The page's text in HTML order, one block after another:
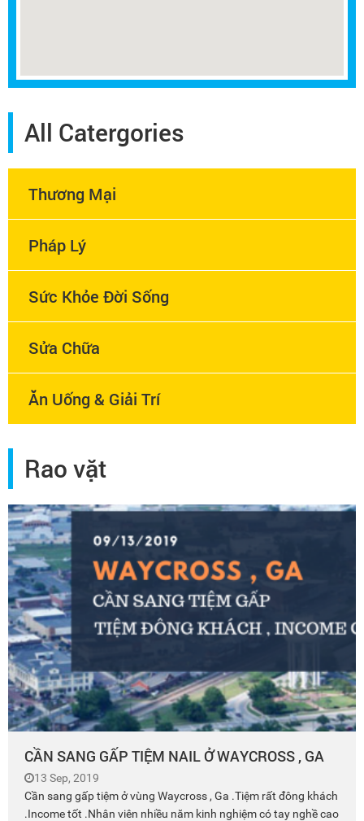
All Catergories
Thương Mại
Pháp Lý
Sức Khỏe Đời Sống
Sửa Chữa
Ăn Uống & Giải Trí
Rao vặt
CẦN SANG GẤP TIỆM NAIL Ở WAYCROSS , GA
13 Sep, 2019
Cần sang gấp tiệm ở vùng Waycross , Ga .Tiệm rất đông khách
.Income tốt .Nhân viên nhiều năm kinh nghiệm có tay nghề cao